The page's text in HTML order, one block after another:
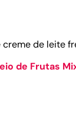
creme de leite
de Frutas